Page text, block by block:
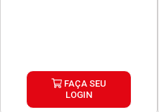
FAÇA SEU
LOGIN